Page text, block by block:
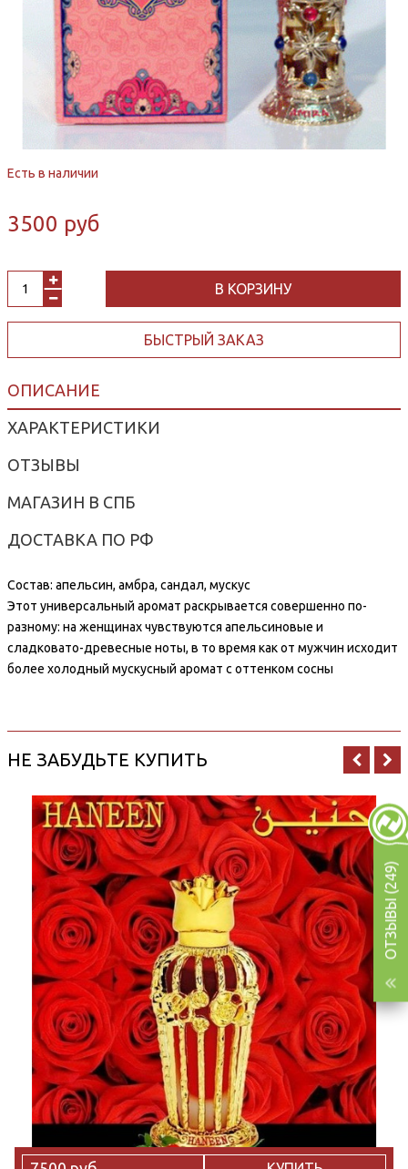
Есть в наличии
3500 руб
В КОРЗИНУ
БЫСТРЫЙ ЗАКАЗ
ОПИСАНИЕ
ХАРАКТЕРИСТИКИ
ОТЗЫВЫ
МАГАЗИН В СПБ
ДОСТАВКА ПО РФ
Состав: апельсин, амбра, сандал, мускус
Этот универсальный аромат раскрывается совершенно по-
разному: на женщинах чувствуются апельсиновые и
сладковато-древесные ноты, в то время как от мужчин исходит
более холодный мускусный аромат с оттенком сосны
НЕ ЗАБУДЬТЕ КУПИТЬ
ОТЗЫВЫ (249)